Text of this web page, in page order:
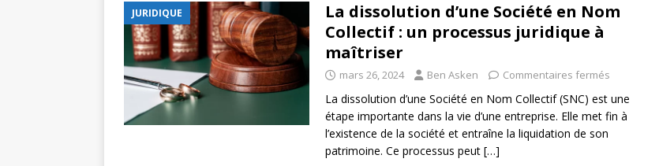
JURIDIQUE
La dissolution d’une Société en Nom
Collectif : un processus juridique à
maîtriser
mars 26, 2024 Ben Asken Commentaires fermés
La dissolution d’une Société en Nom Collectif (SNC) est une
étape importante dans la vie d’une entreprise. Elle met fin à
l’existence de la société et entraîne la liquidation de son
patrimoine. Ce processus peut […]